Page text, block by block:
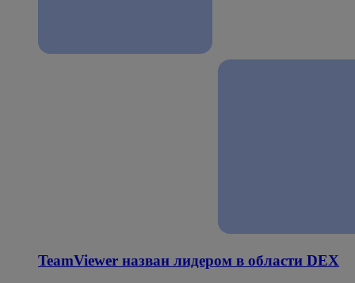
TeamViewer назван лидером в области DEX